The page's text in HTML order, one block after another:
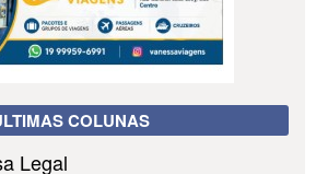
COLUNAS
Legal